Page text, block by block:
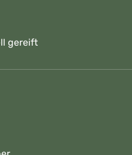
gereift